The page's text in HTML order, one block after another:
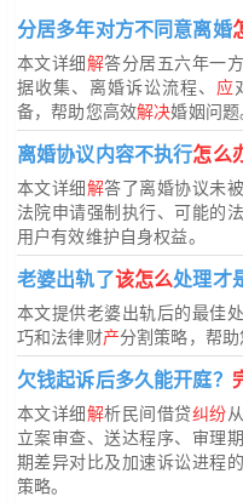
分居多年对方不同意离婚
本文详细解答分居五六年一
据收集、离婚诉讼流程、 应
备，帮助您高效解决婚姻问题
离婚协议内容不执行怎么
本文详细解答了离婚协议未
法院申请强制执行、可能的
用户有效维护自身权益。
老婆出轨了该怎么处理才
本文提供老婆出轨后的最佳
巧和法律财产分割策略，帮
欠钱起诉后多久能开庭？
本文详细解析民间借贷纠纷
立案审查、送达程序、审理
期差异对比及加速诉讼进程
策略。